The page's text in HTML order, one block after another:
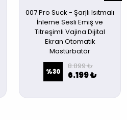
007 Pro Suck - Şarjlı Isıtmalı
İnleme Sesli Emiş ve
Titreşimli Vajina Dijital
Ekran Otomatik
Mastürbatör
%30
8.899 ₺
6.199 ₺